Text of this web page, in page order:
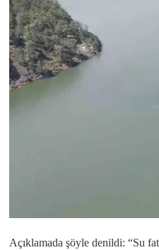
Açıklamada şöyle denildi: “Su